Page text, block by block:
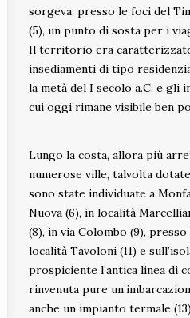
sorgeva, presso le foci del
(5), un punto di sosta per i
Il territorio era
insediamenti di tipo
la metà del I secolo a.C. e gli
cui oggi rimane visibile ben
Lungo la costa, allora più
numerose ville, talvolta
sono state individuate a
Nuova (6), in località
(8), in via Colombo (9),
località Tavoloni (11) e
prospiciente l’antica linea di
rinvenuta pure
anche un impianto termale